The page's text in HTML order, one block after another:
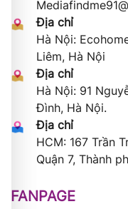
Địa chỉ
Hà Nội:
Liêm, Hà Nội
Địa chỉ
Hà Nội: 91
Đình, Hà Nội.
Địa chỉ
HCM: 167 Trần
Quận 7, Thành
FANPAGE